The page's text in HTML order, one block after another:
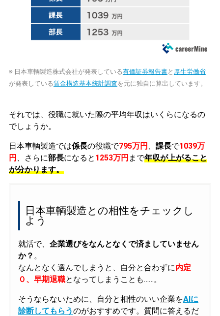
※ 日本車輌製造株式会社が発表している有価証券報告書と 厚生労働省
が発表している賃金構造基本統計調査を元に独自に算出しています。
それでは、役職に就いた際の平均年収はいくらになるの
でしょうか。
日本車輌製造では係長の役職で795万円 課長で1039万
円
、さらに部長になると 1253万円 まで年収が上がること
が分かります。
日本車輌製造との相性をチェックし
よう
就活で、 企業選びをなんとなくで済ましていません
か？ 。
なんとなく選んでしまうと、自分と合わずに内定
０、早期退職となってしまうことも……。
そうならないために、自分と相性のいい企業をAIに
診断してもらうのがおすすめです。質問に答えるだ